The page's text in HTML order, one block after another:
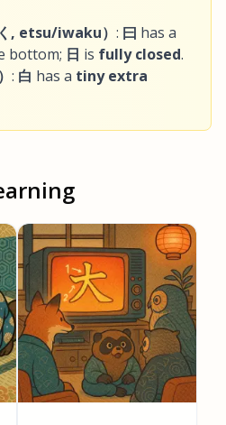
, etsu/iwaku） : 曰 has a
bottom; 日 is fully closed.
: 白 has a tiny extra